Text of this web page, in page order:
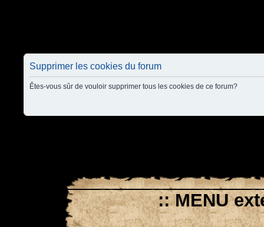
Supprimer les cookies du forum
Êtes-vous sûr de vouloir supprimer tous les cookies de ce forum?
:: MENU